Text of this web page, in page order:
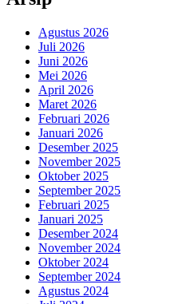
Agustus 2026
Juli 2026
Juni 2026
Mei 2026
April 2026
Maret 2026
Februari 2026
Januari 2026
Desember 2025
November 2025
Oktober 2025
September 2025
Februari 2025
Januari 2025
Desember 2024
November 2024
Oktober 2024
September 2024
Agustus 2024